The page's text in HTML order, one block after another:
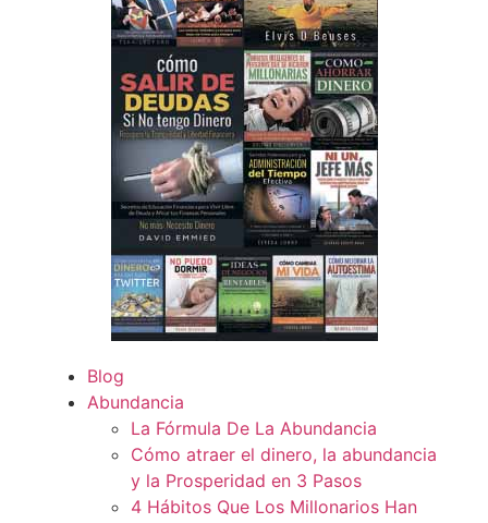
Blog
Abundancia
La Fórmula De La Abundancia
Cómo atraer el dinero, la abundancia
y la Prosperidad en 3 Pasos
4 Hábitos Que Los Millonarios Han